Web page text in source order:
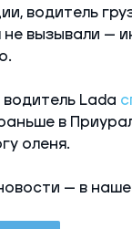
водитель
вызывали —
Lada
в
оленя.
— в